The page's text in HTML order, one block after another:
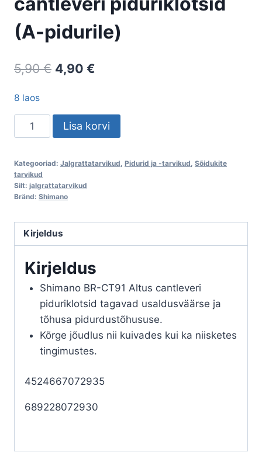
(A-pidurile)
5,90€ Algne
5,90 €.
4,90 €
4,90 €.
8 laos
Shimano
BR-
Altus
cantleveri
piduriklotsid
pidurile)
kogus
Lisa korvi
Kategooriad: Jalgrattatarvikud Pidurid ja -tarvikud Sõidukite
tarvikud
Silt: jalgrattatarvikud
Bränd: Shimano
Kirjeldus
Kirjeldus
Shimano BR-CT91 Altus cantleveri
piduriklotsid tagavad usaldusväärse ja
tõhusa pidurdustõhususe.
Kõrge jõudlus nii kuivades kui ka niisketes
tingimustes.
4524667072935
689228072930